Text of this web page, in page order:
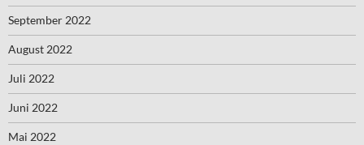
September 2022
August 2022
Juli 2022
Juni 2022
Mai 2022